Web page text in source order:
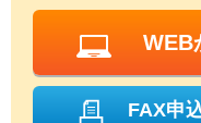
WEB
FAX申